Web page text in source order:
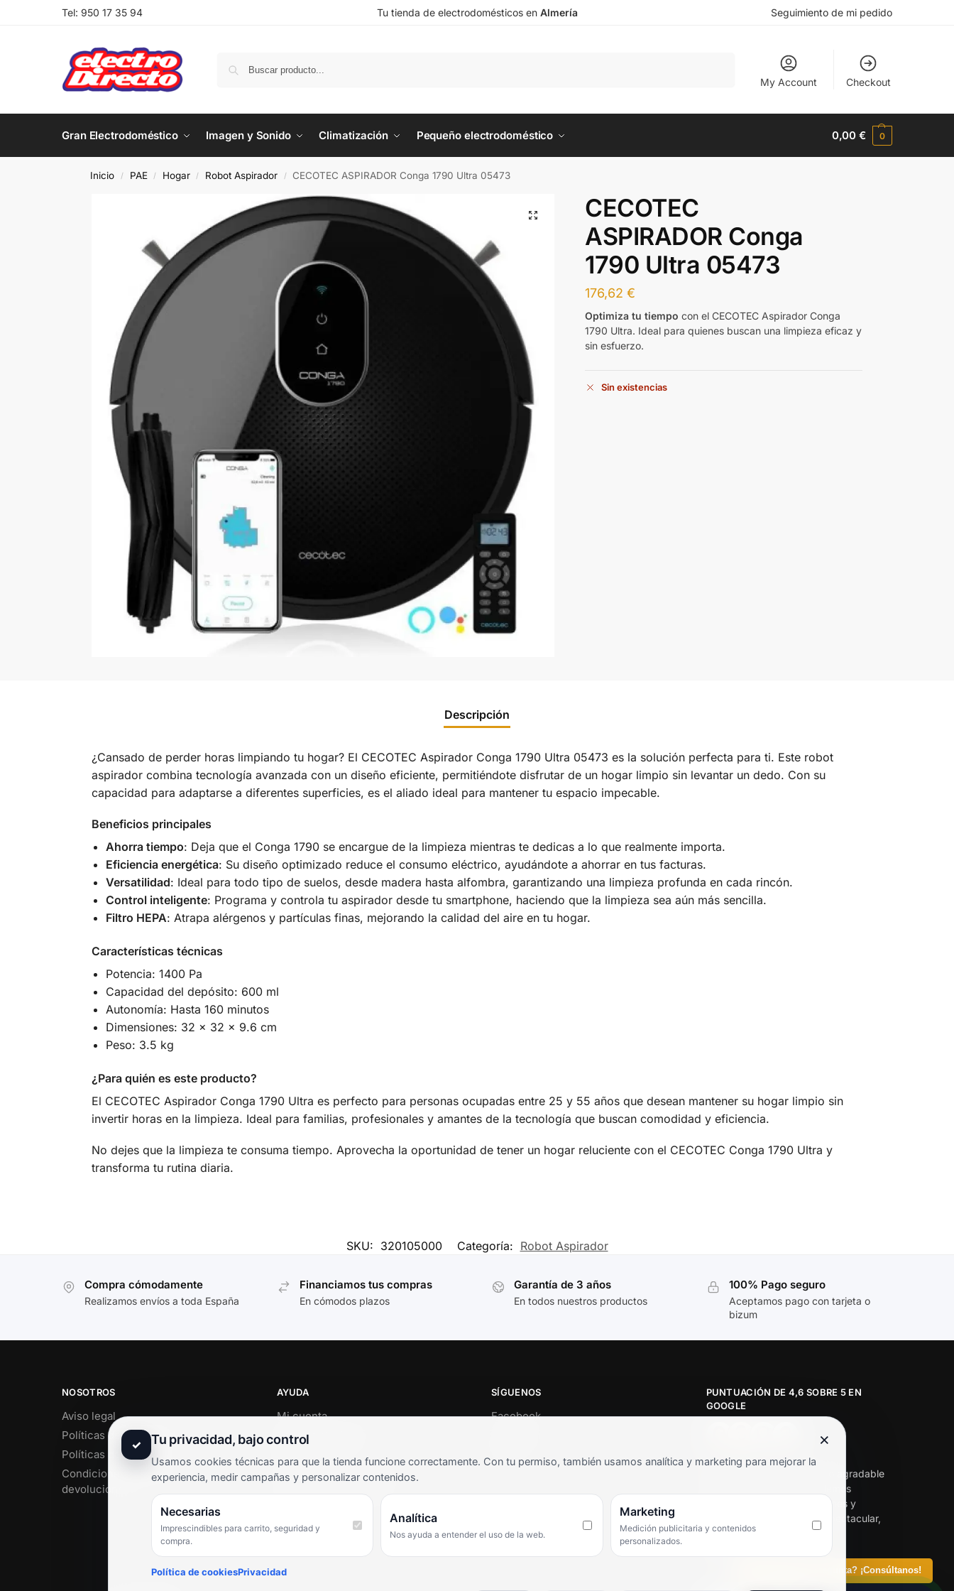
Tel: 950 17 35 94 Tu tienda de electrodomésticos en Almería Seguimiento de mi pedido
My Account Checkout
Gran Electrodoméstico Imagen y Sonido Climatización Pequeño electrodoméstico 0,00€ 0
Inicio / PAE / Hogar / Robot Aspirador / CECOTEC ASPIRADOR Conga 1790 Ultra 05473
CECOTEC
ASPIRADOR Conga
1790 Ultra 05473
176,62€
Optimiza tu tiempo con el CECOTEC Aspirador Conga
1790 Ultra. Ideal para quienes buscan una limpieza eficaz y
sin esfuerzo.
Sin existencias
¿Tienes alguna pregunta? ¡Consúltanos!
Descripción
¿Cansado de perder horas limpiando tu hogar? El CECOTEC Aspirador Conga 1790 Ultra 05473 es la solución perfecta para ti. Este robot
aspirador combina tecnología avanzada con un diseño eficiente, permitiéndote disfrutar de un hogar limpio sin levantar un dedo. Con su
capacidad para adaptarse a diferentes superficies, es el aliado ideal para mantener tu espacio impecable.
Beneficios principales
Ahorra tiempo: Deja que el Conga 1790 se encargue de la limpieza mientras te dedicas a lo que realmente importa.
Eficiencia energética: Su diseño optimizado reduce el consumo eléctrico, ayudándote a ahorrar en tus facturas.
Versatilidad: Ideal para todo tipo de suelos, desde madera hasta alfombra, garantizando una limpieza profunda en cada rincón.
Control inteligente: Programa y controla tu aspirador desde tu smartphone, haciendo que la limpieza sea aún más sencilla.
Filtro HEPA: Atrapa alérgenos y partículas finas, mejorando la calidad del aire en tu hogar.
Características técnicas
Potencia: 1400 Pa
Capacidad del depósito: 600 ml
Autonomía: Hasta 160 minutos
Dimensiones: 32 x 32 x 9.6 cm
Peso: 3.5 kg
¿Para quién es este producto?
El CECOTEC Aspirador Conga 1790 Ultra es perfecto para personas ocupadas entre 25 y 55 años que desean mantener su hogar limpio sin
invertir horas en la limpieza. Ideal para familias, profesionales y amantes de la tecnología que buscan comodidad y eficiencia.
No dejes que la limpieza te consuma tiempo. Aprovecha la oportunidad de tener un hogar reluciente con el CECOTEC Conga 1790 Ultra y
transforma tu rutina diaria.
SKU: 320105000 Categoría: Robot Aspirador
Compra cómodamente
Realizamos envíos a toda España
Financiamos tus compras
En cómodos plazos
Garantía de 3 años
En todos nuestros productos
100% Pago seguro
Aceptamos pago con tarjeta o
bizum
NOSOTROS
Aviso legal
Políticas de privacidad
Políticas de cookies
Condiciones de envío y
devoluciones
AYUDA
Mi cuenta
Soporte al cliente
Términos y condiciones
Preguntas frecuentes
SÍGUENOS
Facebook
PUNTUACIÓN DE 4,6 SOBRE 5 EN
GOOGLE
★★★★★
«Servicio de calidad y trato agradable
con precios excelentes. Hemos
comprado en varias ocasiones y
siempre dan respuesta. Espectacular,
servicio de 10.»
✓ Tu privacidad, bajo control ×
Usamos cookies técnicas para que la tienda funcione correctamente. Con tu permiso, también usamos analítica y marketing para mejorar la
experiencia, medir campañas y personalizar contenidos.
Necesarias
Imprescindibles para carrito, seguridad y
compra.
Analítica
Nos ayuda a entender el uso de la web.
Marketing
Medición publicitaria y contenidos
personalizados.
Política de cookiesPrivacidad